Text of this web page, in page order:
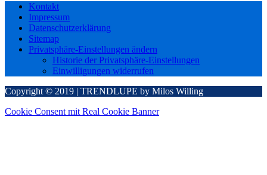
Kontakt
Impressum
Datenschutzerklärung
Sitemap
Privatsphäre-Einstellungen ändern
Historie der Privatsphäre-Einstellungen
Einwilligungen widerrufen
Copyright © 2019 | TRENDLUPE by Milos Willing
Cookie Consent mit Real Cookie Banner